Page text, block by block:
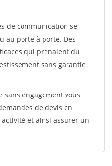
de communication se
au porte à porte. Des
qui prenaient du
sans garantie
sans engagement vous
de devis en
et ainsi assurer un